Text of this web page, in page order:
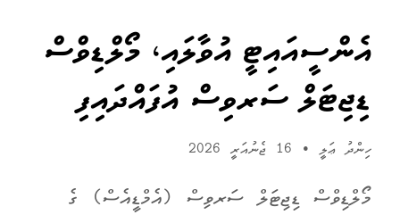
އެންސީއައިޓީ އުވާލައި، މޯލްޑިވްސް
ޑިޖިޓަލް ސަރވިސް އުފައްދައިފި
ހިންދު ޢަލީ •
މޯލްޑިވްސް ޑިޖިޓަލް ސަރވިސް (އެމްޑީއެސް) ގެ